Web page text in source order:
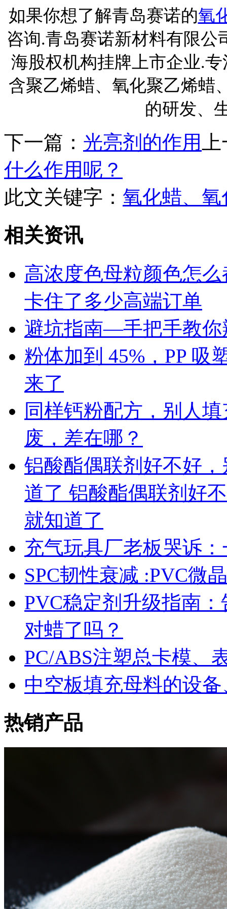
如果你想了解青岛赛诺的氧
咨询.青岛赛诺新材料有限公
海股权机构挂牌上市企业.
含聚乙烯蜡、氧化聚乙烯蜡
的研发、
下一篇： 光亮剂的作用
什么作用呢？
此文关键字： 氧化蜡、
相关资讯
高浓度色母粒颜色怎
卡住了多少高端订单
避坑指南—手把手教你
粉体加到 45%，PP 吸
来了
同样钙粉配方，别人
废，差在哪？
铝酸酯偶联剂好不好
道了 铝酸酯偶联剂好
就知道了
充气玩具厂老板哭诉
SPC韧性衰减 :PVC微
PVC稳定剂升级指南
对蜡了吗？
PC/ABS注塑总卡模、
中空板填充母料的设
热销产品